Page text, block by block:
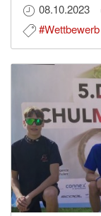
08.10.2023
#Wettbewerb